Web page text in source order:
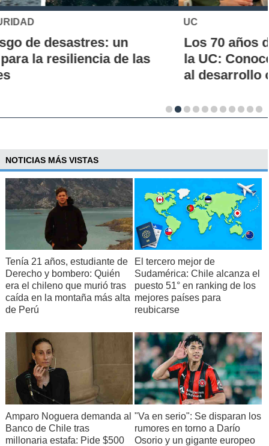
UC
Los 70 años de la Carrera de Química de
la UC: Conoce su historia, hitos y aporte
al desarrollo científico del país
NOTICIAS MÁS VISTAS
Tenía 21 años, estudiante de
Derecho y bombero: Quién
era el chileno que murió tras
caída en la montaña más alta
de Perú
El tercero mejor de
Sudamérica: Chile alcanza el
puesto 51° en ranking de los
mejores países para
reubicarse
Amparo Noguera demanda al
Banco de Chile tras
millonaria estafa: Pide $500
"Va en serio": Se disparan los
rumores en torno a Darío
Osorio y un gigante europeo